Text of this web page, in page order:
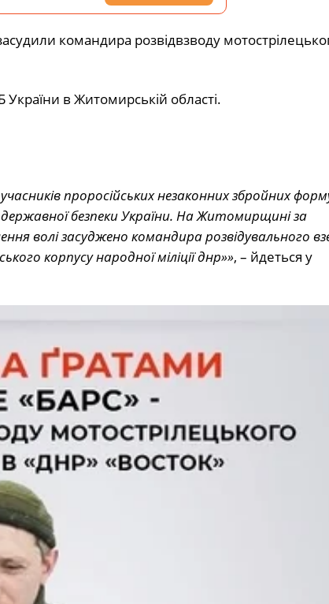
командира розвідвзводу
в Житомирській області.
проросійських незаконних збройних
безпеки України. На Житомирщині за
волі засуджено командира розвідувального
корпусу народної міліції днр»», – йдеться у